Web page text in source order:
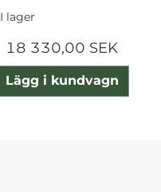
I lager
18 330,00 SEK
Lägg i kundvagn